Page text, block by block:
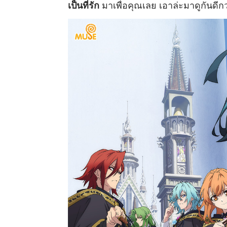
เป็นที่รัก มาเพื่อคุณเลย เอาล่ะมาดูกันดีก